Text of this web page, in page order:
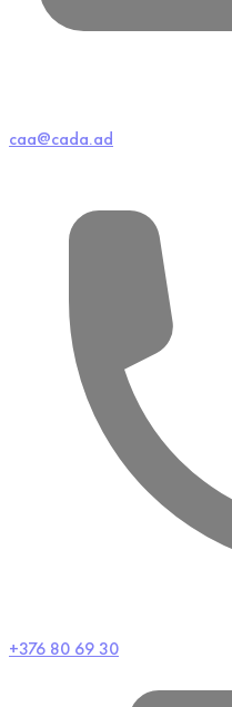
caa@cada.ad
+376 80 69 30